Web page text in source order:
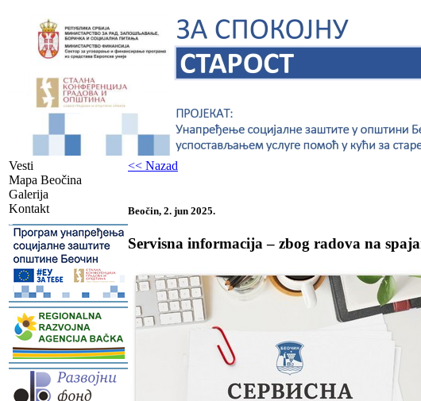
Vesti
Mapa Beočina
Galerija
Kontakt
-
-
-
<< Nazad
Beočin, 2. jun 2025.
Servisna informacija – zbog radova na